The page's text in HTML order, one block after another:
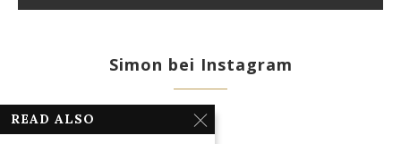
Simon bei Instagram
READ ALSO